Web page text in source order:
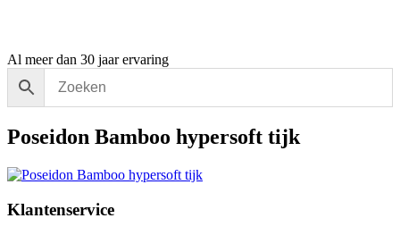
Al meer dan 30 jaar ervaring
Poseidon Bamboo hypersoft tijk
Klantenservice